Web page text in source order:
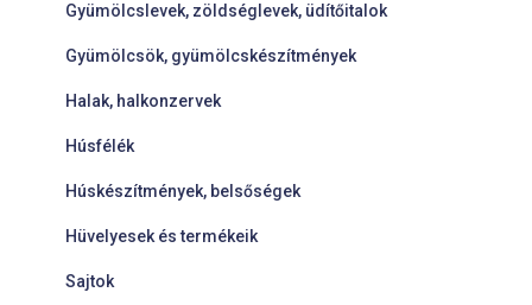
Gyümölcslevek, zöldséglevek, üdítőitalok
Gyümölcsök, gyümölcskészítmények
Halak, halkonzervek
Húsfélék
Húskészítmények, belsőségek
Hüvelyesek és termékeik
Sajtok